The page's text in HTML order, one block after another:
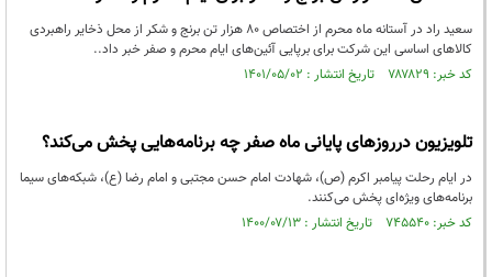
سعید راد در آستانه ماه محرم از اختصاص ۸۰ هزار تن برنج و شکر از محل ذخایر راهبردی
کالاهای اساسی این شرکت برای برپایی آئین‌های ایام محرم و صفر خبر داد..
کد خبر: ۷۸۷۸۲۹ تاریخ انتشار : ۱۴۰۱/۰۵/۰۲
تلویزیون درروز‌های پایانی ماه صفر چه برنامه‌هایی پخش می‌کند؟
در ایام رحلت پیامبر اکرم (ص)، شهادت امام حسن مجتبی و امام رضا (ع)، شبکه‌های سیما
برنامه‌های ویژه‌ای پخش می‌کنند.
کد خبر: ۷۴۵۵۴۰ تاریخ انتشار : ۱۴۰۰/۰۷/۱۳